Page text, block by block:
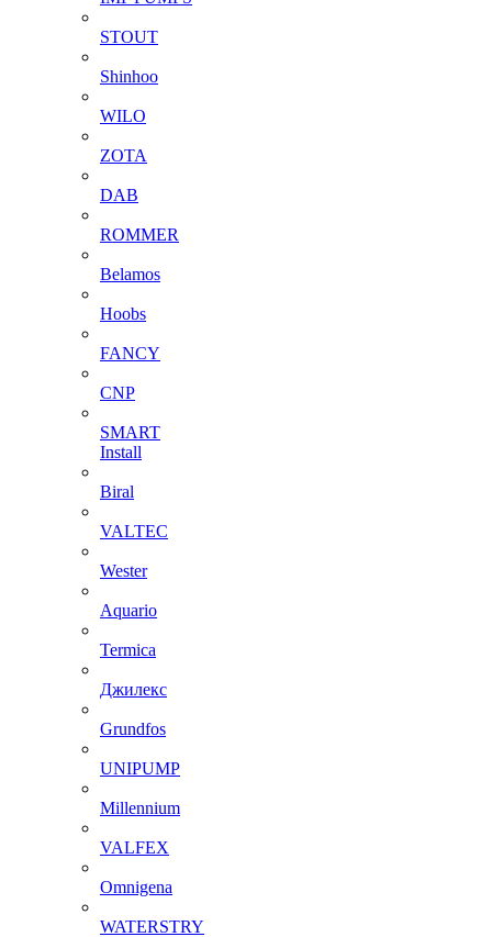
STOUT
Shinhoo
WILO
ZOTA
DAB
ROMMER
Belamos
Hoobs
FANCY
CNP
SMART
Install
Biral
VALTEC
Wester
Aquario
Termica
Джилекс
Grundfos
UNIPUMP
Millennium
VALFEX
Omnigena
WATERSTRY